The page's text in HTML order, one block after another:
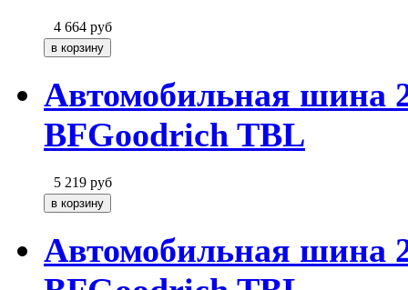
4 664 руб
Автомобильная шина
BFGoodrich TBL
5 219 руб
Автомобильная шина